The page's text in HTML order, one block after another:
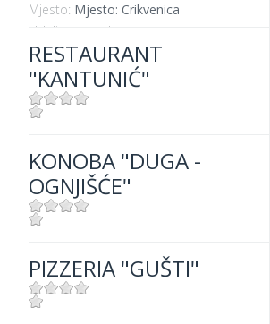
Mjesto: Mjesto: Crikvenica
Udaljenost od mora:
RESTAURANT
"KANTUNIĆ"
Udaljenost od mora:10 m
KONOBA "DUGA -
OGNJIŠĆE"
Udaljenost od mora:300 m
PIZZERIA "GUŠTI"